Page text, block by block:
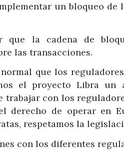
un bloqueo
que la cadena de
las transacciones.
que los
el proyecto Libra un
trabajar con los
derecho de operar en
respetamos la
con los diferentes